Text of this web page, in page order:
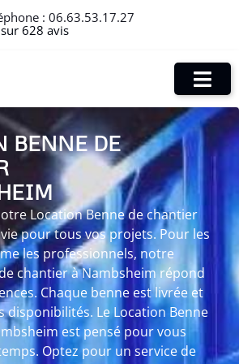
: 06.63.53.17.27
628 avis
BENNE DE
Location Benne de chantier
pour tous vos projets. Pour les
les professionnels, notre
chantier à Nambsheim répond
Chaque benne est livrée et
disponibilités. Le Location Benne
est pensé pour vous
Optez pour un service de